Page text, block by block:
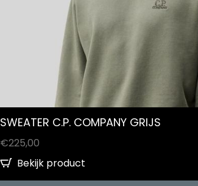
SWEATER C.P. COMPANY GRIJS
€225,00
Bekijk product